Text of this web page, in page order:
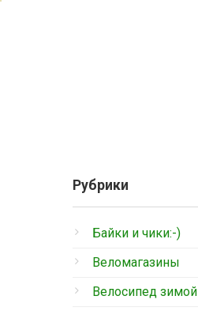
Рубрики
Байки и чики:-)
Веломагазины
Велосипед зимой